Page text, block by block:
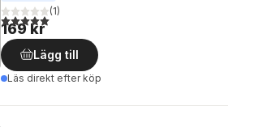
5,0utav 5 stjärnor. Totalt antal röster:
(1)
169 kr
Lägg till
Läs direkt efter köp